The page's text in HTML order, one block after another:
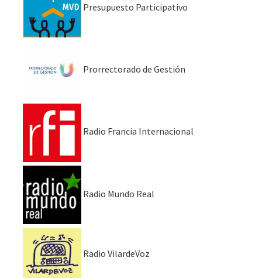
Presupuesto Participativo
Prorrectorado de Gestión
Radio Francia Internacional
Radio Mundo Real
Radio VilardeVoz